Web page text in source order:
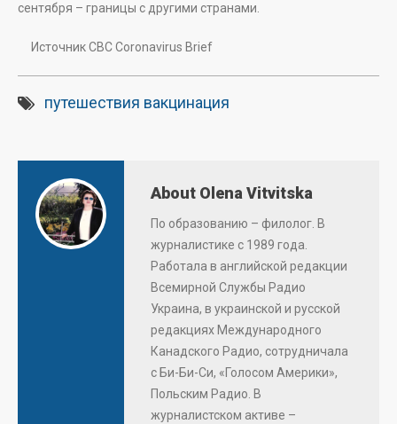
сентября – границы с другими странами.
Источник CBC Coronavirus Brief
путешествия вакцинация
About Olena Vitvitska
По образованию – филолог. В
журналистике с 1989 года.
Работала в английской редакции
Всемирной Службы Радио
Украина, в украинской и русской
редакциях Международного
Канадского Радио, сотрудничала
с Би-Би-Си, «Голосом Америки»,
Польским Радио. В
журналистском активе –